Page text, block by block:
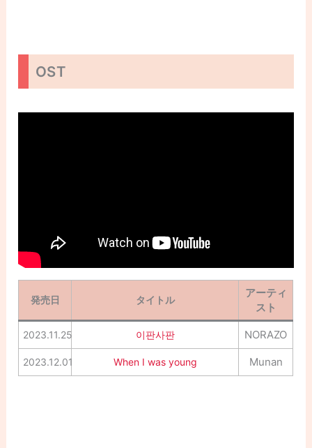
OST
発売日 タイトル
アーティ
スト
2023.11.25 이판사판 NORAZO
2023.12.01 When I was young Munan